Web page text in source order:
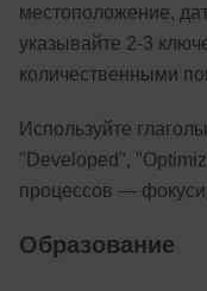
местоположение,
указывайте 2-3
количественными
Используйте
"Developed",
процессов —
Образование